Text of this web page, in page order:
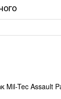
Mil-Tec Assault